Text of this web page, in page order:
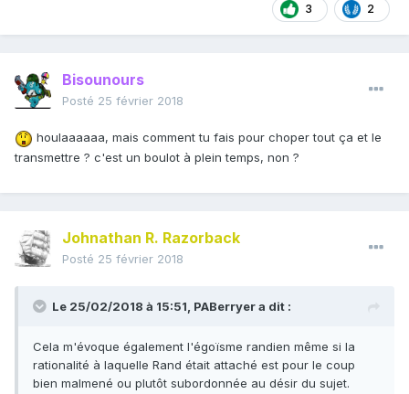
3 2
Bisounours
Posté 25 février 2018
houlaaaaaa, mais comment tu fais pour choper tout ça et le
transmettre ? c'est un boulot à plein temps, non ?
Johnathan R. Razorback
Posté 25 février 2018
Le 25/02/2018 à 15:51, PABerryera dit :
Cela m'évoque également l'égoïsme randien même si la
rationalité à laquelle Rand était attaché est pour le coup
bien malmené ou plutôt subordonnée au désir du sujet.